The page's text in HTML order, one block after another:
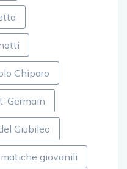
Chiparo
Germain
Giubileo
giovanili